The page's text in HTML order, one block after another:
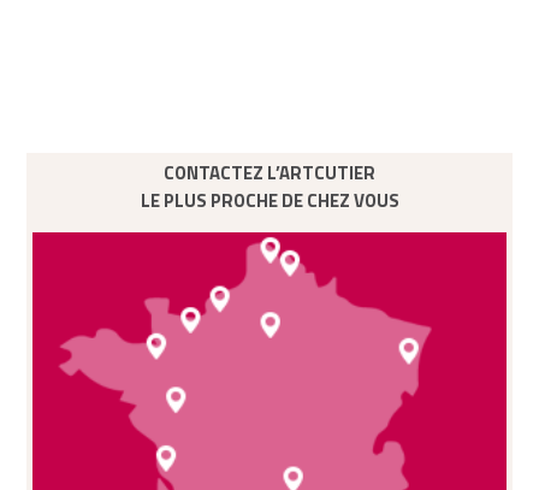
CONTACTEZ L’ARTCUTIER
LE PLUS PROCHE DE CHEZ VOUS